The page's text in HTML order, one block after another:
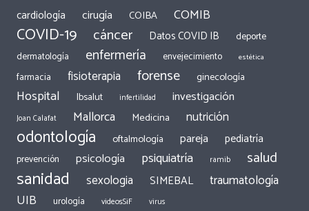
cardiología cirugía COIBA COMIB
COVID-19 cáncer Datos COVID IB
deporte
dermatología
enfermería envejecimiento estética
farmacia fisioterapia forense ginecología
Hospital Ibsalut infertilidad investigación
Joan Calafat Mallorca Medicina nutrición
odontología oftalmología pareja pediatría
prevención psicología psiquiatría ramib salud
sanidad sexologia SIMEBAL traumatología
UIB urología videosSiF virus